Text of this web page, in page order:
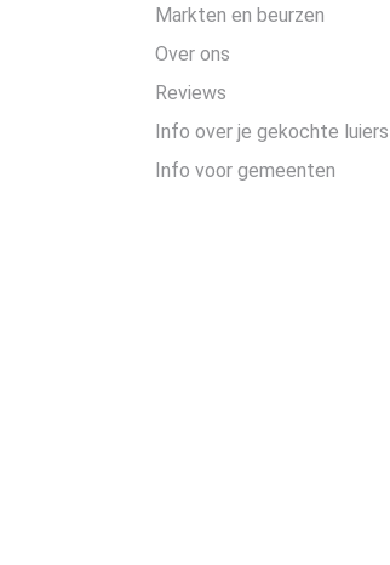
Markten en beurzen
Over ons
Reviews
Info over je gekochte luiers
Info voor gemeenten